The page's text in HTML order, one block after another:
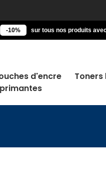
-10% sur tous nos produits
d'encre
Toners